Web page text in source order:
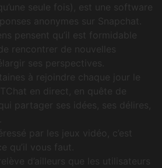
seule fois), est une software
anonymes sur Snapchat.
pensent qu’il est formidable
rencontrer de nouvelles
ses perspectives.
à rejoindre chaque jour le
TChat en direct, en quête de
partager ses idées, ses délires,
par les jeux vidéo, c’est
qu’il vous faut.
d’ailleurs que les utilisateurs